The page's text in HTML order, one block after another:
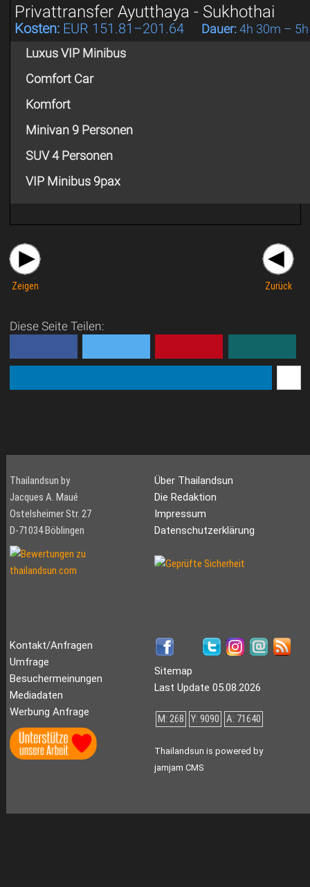
Privattransfer Ayutthaya - Sukhothai
Kosten:EUR 151.81–201.64 Dauer:4h 30m –
Luxus VIP Minibus
Comfort Car
Komfort
Minivan 9 Personen
SUV 4 Personen
VIP Minibus 9pax
Zeigen Zurück
Diese Seite Teilen:
Thailandsun by
Jacques A. Maué
Ostelsheimer Str. 27
D-71034 Böblingen
Über Thailandsun
Die Redaktion
Impressum
Datenschutzerklärung
Kontakt/Anfragen
Umfrage
Besuchermeinungen
Mediadaten
Werbung Anfrage
Sitemap
Last Update 05.08.2026
M: 268 Y: 9090 A: 71640
Thailandsun is powered by
jamjam CMS